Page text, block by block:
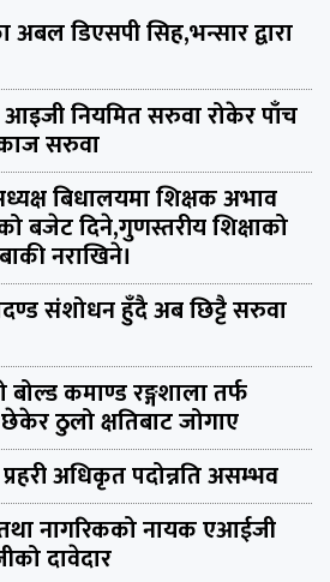
अबल डिएसपी सिह,भन्सार द्वारा
आइजी नियमित सरुवा रोकेर पाँच
सरुवा
बिधालयमा शिक्षक अभाव
बजेट दिने,गुणस्तरीय शिक्षाको
नराखिने।
संशोधन हुँदै अब छिट्टै सरुवा
कमाण्ड रङ्गशाला तर्फ
ठुलो क्षतिबाट जोगाए
अधिकृत पदोन्नति असम्भव
नागरिकको नायक एआईजी
दावेदार